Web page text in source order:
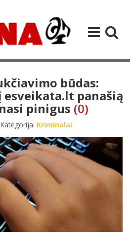
būdas:
panašią
pinigus (0)
Kategorija: Kriminalai